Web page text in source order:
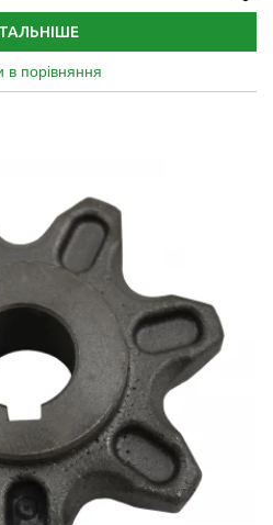
в порівняння